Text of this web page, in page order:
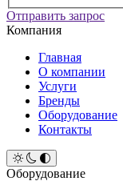
Отправить запрос
Компания
Главная
О компании
Услуги
Бренды
Оборудование
Контакты
Оборудование